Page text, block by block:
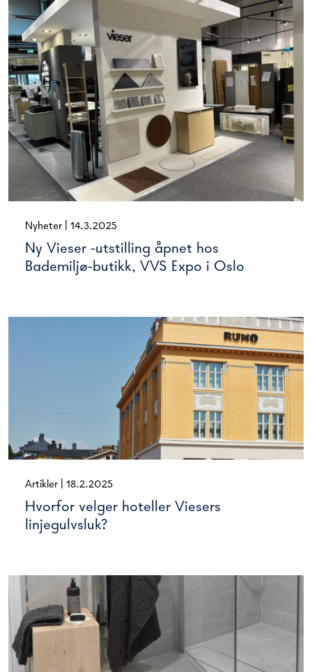
Nyheter 14.3.2025
Ny Vieser -utstilling åpnet hos
Bademiljø-butikk, VVS Expo i Oslo
Artikler 18.2.2025
Hvorfor velger hoteller Viesers
linjegulvsluk?